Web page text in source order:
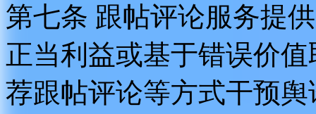
第七条 跟帖评论服务提
正当利益或基于错误价
荐跟帖评论等方式干预